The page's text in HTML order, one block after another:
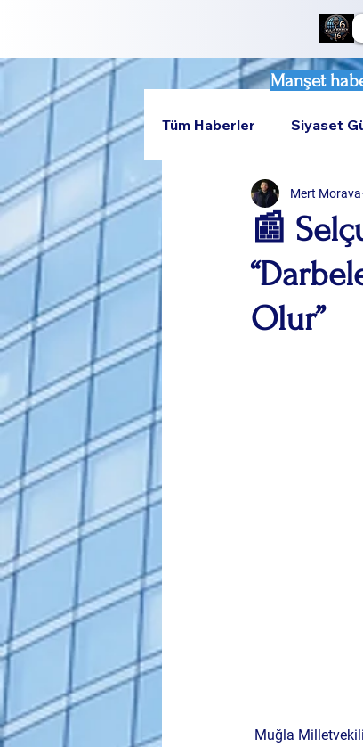
Manşet
Tüm Haberler Siyaset
Teknoloji Rumeli
📰
Olur”
Mert Morava
Muğla Milletvekili